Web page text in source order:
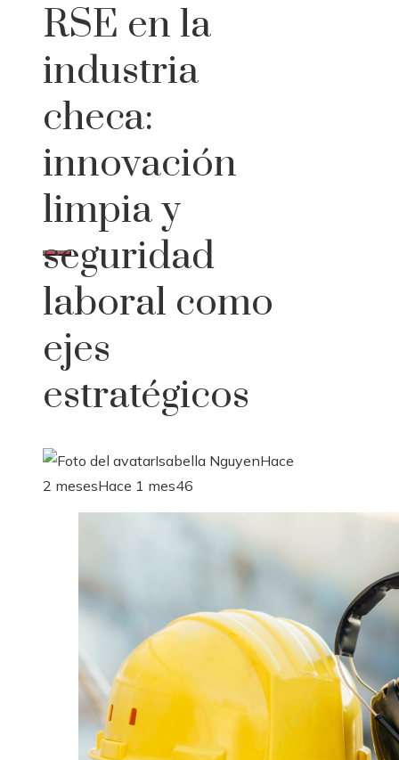
RSE en la
industria
checa:
innovación
limpia y
seguridad
laboral como
ejes
estratégicos
Isabella NguyenHace
2 mesesHace 1 mes46